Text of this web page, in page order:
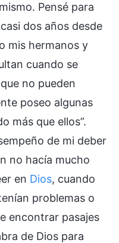
Pensé para
dos años desde
mis hermanos y
cuando se
no pueden
poseo algunas
más que ellos”.
de mi deber
no hacía mucho
en Dios, cuando
problemas o
encontrar pasajes
de Dios para